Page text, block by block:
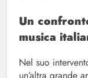
Un
musica
Nel suo